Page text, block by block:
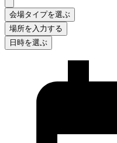
会場タイプを選ぶ
場所を入力する
日時を選ぶ